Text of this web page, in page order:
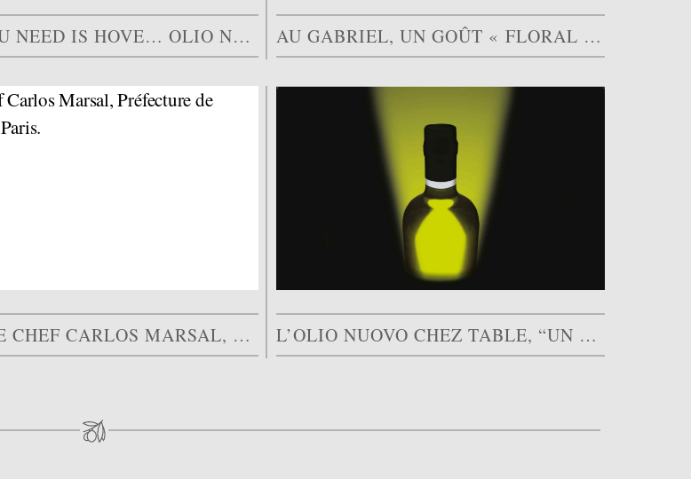
ALL YOU NEED IS HOVE… OLIO NUOVO DAYS 2017,… AU GABRIEL, UN GOÛT « FLORAL ET PIQUANT » SÉDUIT LE…
CHEZ LE CHEF CARLOS MARSAL, C’EST LE PARFUM QUI… L’OLIO NUOVO CHEZ TABLE, “UN GRAS DÉLICAT, ÉVANESCENT, UNE…